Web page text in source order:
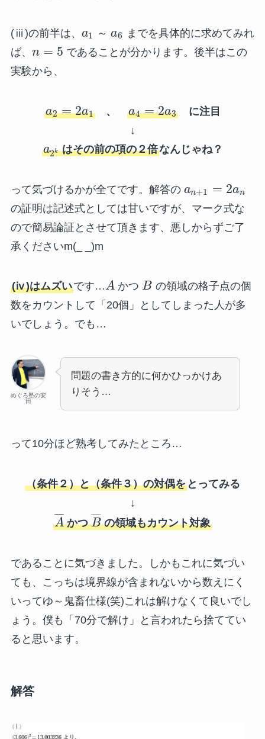
(ⅲ)の前半は、 a1 ～a6
までを具体的に求めてみれ
ば、 n = 5 であることが分かります。後半はこの
実験から、
a2 = 2a1 、 a4 = 2a3に注目
↓
a2k はその前の項の２倍なんじゃね？
って気づけるかが全てです。解答の an+1 = 2an
の証明は記述式としては甘いですが、マーク式な
ので簡易論証とさせて頂きます、悪しからずご了
承くださいm(_ _)m
(ⅳ)はムズいです…A かつB の領域の格子点の個
数をカウントして「20個」としてしまった人が多
いでしょう。でも…
めぐろ塾の安
田
問題の書き方的に何かひっかけあ
りそう…
って10分ほど熟考してみたところ…
（条件２）と（条件３）の対偶を とってみる
↓
A
¯¯
¯¯
かつB
¯¯
¯¯の領域もカウント対象
であることに気づきました。しかもこれに気づい
ても、こっちは境界線が含まれないから数えにく
いってゆ～鬼畜仕様(笑)これは解けなくて良いでし
ょう。僕も「70分で解け」と言われたら捨ててい
ると思います。
解答